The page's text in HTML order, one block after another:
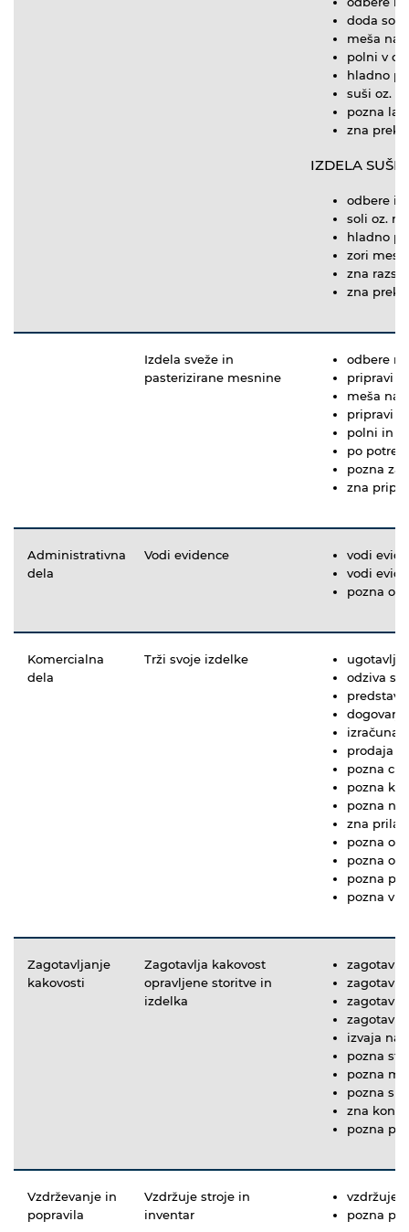
doda sol
meša
polni v
hladno
suši oz.
pozna
zna
IZDELA
odbere
soli oz.
hladno
zori meso
zna
zna
Izdela sveže in
pasterizirane mesnine
odbere
pripravi
meša
pripravi
polni in
po
pozna
zna
Administrativna
dela
Vodi evidence
vodi
vodi
pozna
Komercialna
dela
Trži svoje izdelke
ugotavlja
odziva se
predstavi
izračuna
prodaja
pozna
pozna
pozna
zna
pozna
pozna
pozna
pozna
Zagotavljanje
kakovosti
Zagotavlja kakovost
opravljene storitve in
izdelka
izvaja
pozna
pozna
pozna
zna
pozna
Vzdrževanje in
popravila
Vzdržuje stroje in
inventar
vzdržuje
pozna